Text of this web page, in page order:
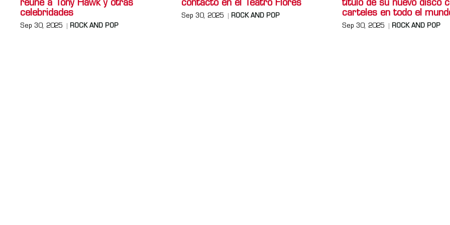
reúne a Tony Hawk y otras
celebridades
Sep 30, 2025 ROCK AND POP
contacto en el Teatro Flores
Sep 30, 2025 ROCK AND POP
título de su nuevo disco
carteles en todo el
Sep 30, 2025 ROCK AND POP